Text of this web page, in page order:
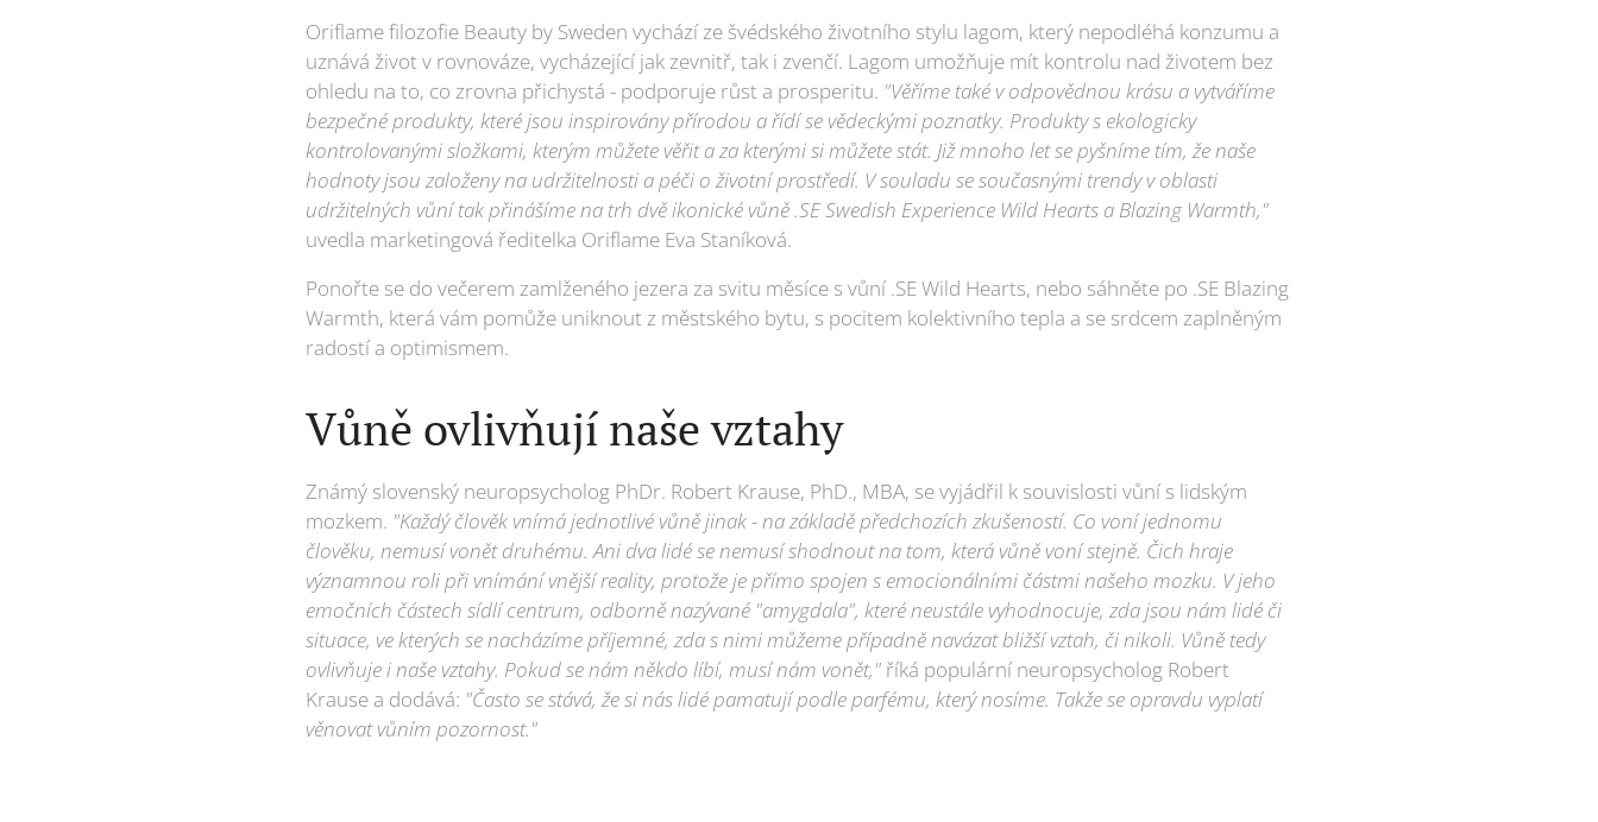
Oriflame filozofie Beauty by Sweden vychází ze švédského životního stylu lagom, který nepodléhá konzumu a
uznává život v rovnováze, vycházející jak zevnitř, tak i zvenčí. Lagom umožňuje mít kontrolu nad životem bez
ohledu na to, co zrovna přichystá - podporuje růst a prosperitu. "Věříme také v odpovědnou krásu a vytváříme
bezpečné produkty, které jsou inspirovány přírodou a řídí se vědeckými poznatky. Produkty s ekologicky
kontrolovanými složkami, kterým můžete věřit a za kterými si můžete stát. Již mnoho let se pyšníme tím, že naše
hodnoty jsou založeny na udržitelnosti a péči o životní prostředí. V souladu se současnými trendy v oblasti
udržitelných vůní tak přinášíme na trh dvě ikonické vůně .SE Swedish Experience Wild Hearts a Blazing Warmth,"
uvedla marketingová ředitelka Oriflame Eva Staníková.
Ponořte se do večerem zamlženého jezera za svitu měsíce s vůní .SE Wild Hearts, nebo sáhněte po .SE Blazing
Warmth, která vám pomůže uniknout z městského bytu, s pocitem kolektivního tepla a se srdcem zaplněným
radostí a optimismem.
Vůně ovlivňují naše vztahy
Známý slovenský neuropsycholog PhDr. Robert Krause, PhD., MBA, se vyjádřil k souvislosti vůní s lidským
mozkem. "Každý člověk vnímá jednotlivé vůně jinak - na základě předchozích zkušeností. Co voní jednomu
člověku, nemusí vonět druhému. Ani dva lidé se nemusí shodnout na tom, která vůně voní stejně. Čich hraje
významnou roli při vnímání vnější reality, protože je přímo spojen s emocionálními částmi našeho mozku. V jeho
emočních částech sídlí centrum, odborně nazývané "amygdala", které neustále vyhodnocuje, zda jsou nám lidé či
situace, ve kterých se nacházíme příjemné, zda s nimi můžeme případně navázat bližší vztah, či nikoli. Vůně tedy
ovlivňuje i naše vztahy. Pokud se nám někdo líbí, musí nám vonět," říká populární neuropsycholog Robert
Krause a dodává: "Často se stává, že si nás lidé pamatují podle parfému, který nosíme. Takže se opravdu vyplatí
věnovat vůním pozornost."